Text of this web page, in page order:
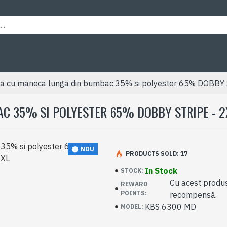
cu maneca lunga din bumbac 35% si polyester 65% DOBBY
35% SI POLYESTER 65% DOBBY STRIPE -
NOU
STOCK: In Stock
REWARD
POINTS:
Cu acest
recompensă.
MODEL: KBS 6300 MD
PRODUCTS SOLD: 17